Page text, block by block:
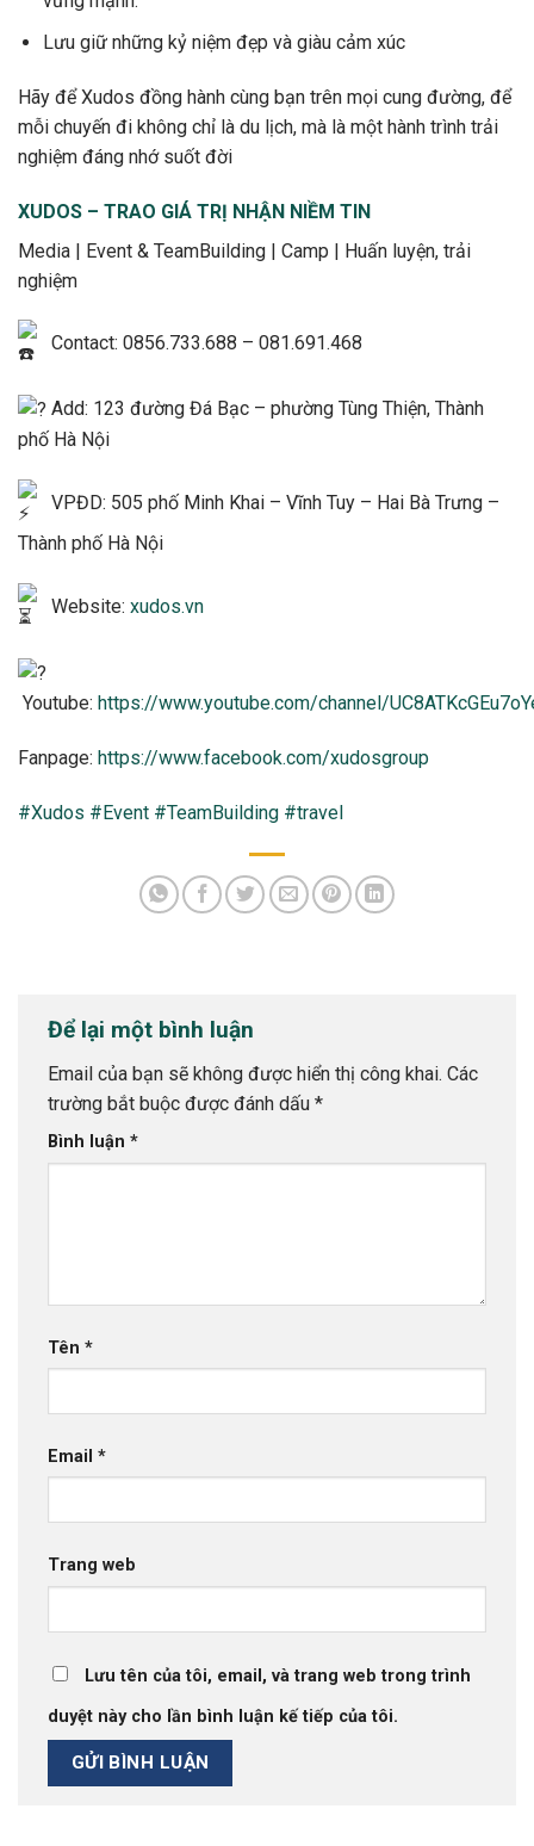
Lưu giữ những kỷ niệm đẹp và giàu cảm xúc
Hãy để Xudos đồng hành cùng bạn trên mọi cung đường, để
mỗi chuyến đi không chỉ là du lịch, mà là một hành trình trải
nghiệm đáng nhớ suốt đời
XUDOS – TRAO GIÁ TRỊ NHẬN NIỀM TIN
Media | Event & TeamBuilding | Camp | Huấn luyện, trải
nghiệm
Contact: 0856.733.688 – 081.691.468
Add: 123 đường Đá Bạc – phường Tùng Thiện, Thành
phố Hà Nội
VPĐD: 505 phố Minh Khai – Vĩnh Tuy – Hai Bà Trưng –
Thành phố Hà Nội
Website: xudos.vn
Youtube: https://www.youtube.com/channel/
Fanpage: https://www.facebook.com/xudosgroup
#Xudos #Event #TeamBuilding #travel
Để lại một bình luận
Email của bạn sẽ không được hiển thị công khai. Các
trường bắt buộc được đánh dấu *
Bình luận *
Tên *
Email *
Trang web
Lưu tên của tôi, email, và trang web trong trình
duyệt này cho lần bình luận kế tiếp của tôi.